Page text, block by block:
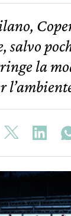
salvo
la